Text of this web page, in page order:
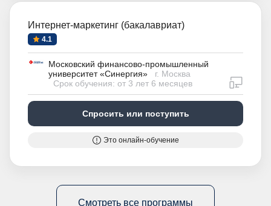
Интернет-маркетинг (бакалавриат)
4.1
Московский финансово-промышленный
университет «Синергия»
г. Москва
Срок обучения: от 3 лет 6 месяцев
Спросить или поступить
Это онлайн-обучение
Смотреть все программы